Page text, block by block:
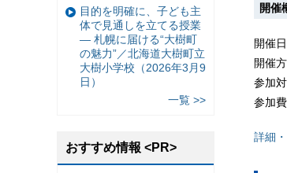
開催
開催
開催
参加
参加
詳細
目的を明確に、子ども主
体で見通しを立てる授業
— 札幌に届ける“大樹町
の魅力”／北海道大樹町立
大樹小学校（2026年3月9
日）
一覧 >>
おすすめ情報 <PR>